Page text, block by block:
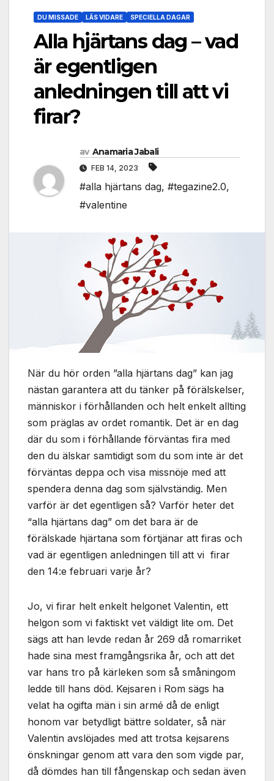
DU MISSADE LÄS VIDARE SPECIELLA DAGAR
Alla hjärtans dag – vad
är egentligen
anledningen till att vi
firar?
av Anamaria Jabali
FEB 14, 2023
#alla hjärtans dag, #tegazine2.0,
#valentine
När du hör orden ”alla hjärtans dag” kan jag
nästan garantera att du tänker på förälskelser,
människor i förhållanden och helt enkelt allting
som präglas av ordet romantik. Det är en dag
där du som i förhållande förväntas fira med
den du älskar samtidigt som du som inte är det
förväntas deppa och visa missnöje med att
spendera denna dag som självständig. Men
varför är det egentligen så? Varför heter det
“alla hjärtans dag” om det bara är de
förälskade hjärtana som förtjänar att firas och
vad är egentligen anledningen till att vi firar
den 14:e februari varje år?
Jo, vi firar helt enkelt helgonet Valentin, ett
helgon som vi faktiskt vet väldigt lite om. Det
sägs att han levde redan år 269 då romarriket
hade sina mest framgångsrika år, och att det
var hans tro på kärleken som så småningom
ledde till hans död. Kejsaren i Rom sägs ha
velat ha ogifta män i sin armé då de enligt
honom var betydligt bättre soldater, så när
Valentin avslöjades med att trotsa kejsarens
önskningar genom att vara den som vigde par,
då dömdes han till fångenskap och sedan även